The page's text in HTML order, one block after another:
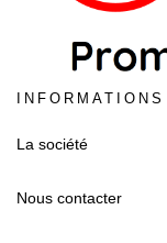
INFORMATIONS
La société
Nous contacter